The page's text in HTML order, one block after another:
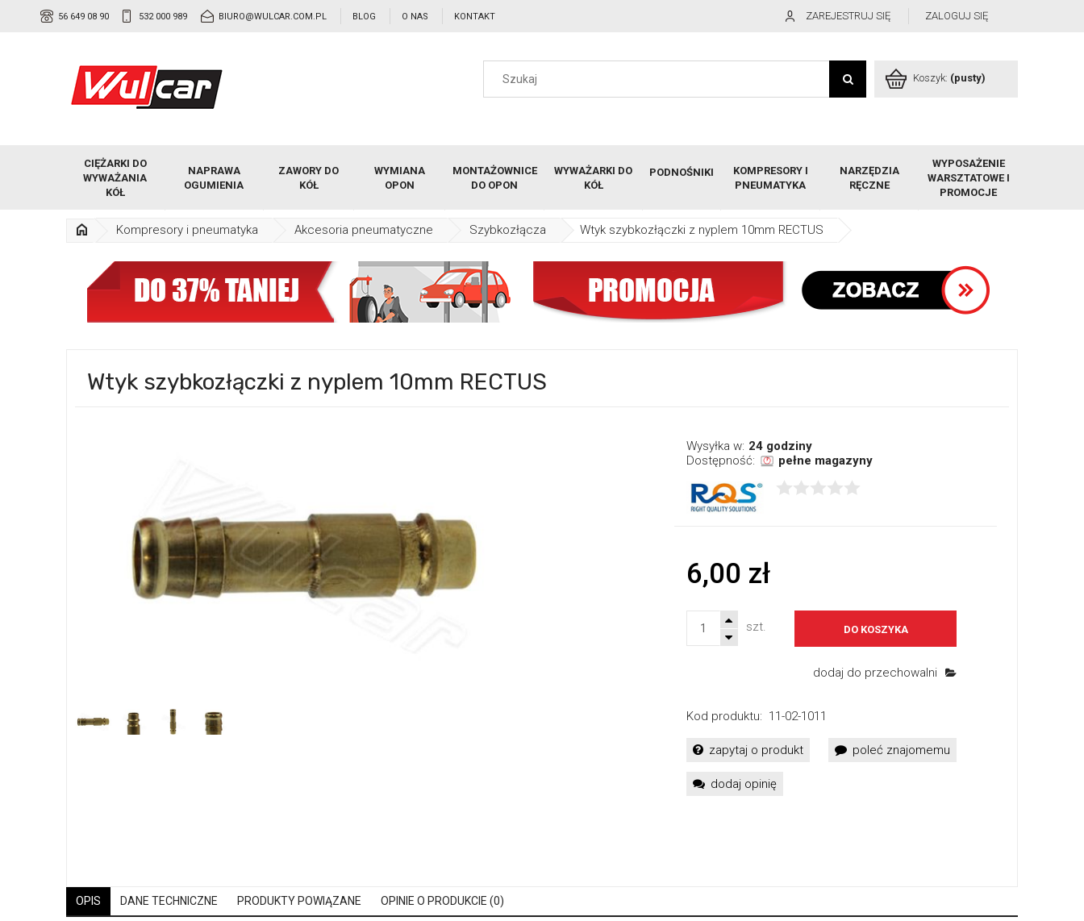
56 649 08 90 532 000 989 BIURO@WULCAR.COM.PL BLOG O NAS KONTAKT ZAREJESTRUJ SIĘ ZALOGUJ SIĘ
Koszyk: (pusty)
CIĘŻARKI DO
WYWAŻANIA
KÓŁ
NAPRAWA
OGUMIENIA
ZAWORY DO
KÓŁ
WYMIANA
OPON
MONTAŻOWNICE
DO OPON
WYWAŻARKI DO
KÓŁ
PODNOŚNIKI
KOMPRESORY I
PNEUMATYKA
NARZĘDZIA
RĘCZNE
WYPOSAŻENIE
WARSZTATOWE I
PROMOCJE
Kompresory i pneumatyka Akcesoria pneumatyczne Szybkozłącza Wtyk szybkozłączki z nyplem 10mm RECTUS
Wtyk szybkozłączki z nyplem 10mm RECTUS
Wysyłka w: 24 godziny
Dostępność:
pełne magazyny
6,00 zł
szt. DO KOSZYKA
dodaj do przechowalni
Kod produktu: 11-02-1011
zapytaj o produkt poleć znajomemu
dodaj opinię
OPIS DANE TECHNICZNE PRODUKTY POWIĄZANE OPINIE O PRODUKCIE (0)